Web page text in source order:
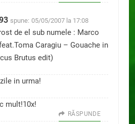
spune: 05/05/2007 la 17:08
de el sub numele : Marco
Caragiu – Gouache in
Brutus edit)
in urma!
mult!10x!
RĂSPUNDE